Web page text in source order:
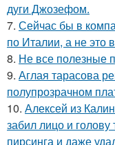
дуги Джозефом.
7. Сейчас бы в
по Италии, а не это
8. Не все полезные
9. Аглая тарасова
полупрозрачном
10. Алексей из
забил лицо и
пирсинга и даже